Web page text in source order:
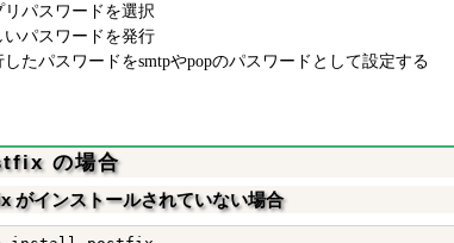
リパスワードを選択
いパスワードを発行
したパスワードをsmtpやpopのパスワードとして設定する
の場合
がインストールされていない場合